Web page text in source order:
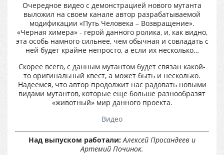
Очередное видео с демонстрацией нового мутанта
выложил на своем канале автор разрабатываемой
модификации «Путь Человека – Возвращение».
«Черная химера» - герой данного ролика, и, как видно,
эта особь намного сильнее, чем обычная и совладать с
ней будет крайне непросто, а если их несколько…
Скорее всего, с данным мутантом будет связан какой-
то оригинальный квест, а может быть и несколько.
Надеемся, что автор продолжит нас радовать новыми
видами мутантов, которые еще больше разнообразят
«животный» мир данного проекта.
Видео
Над выпуском работали: Алексей Просандеев и
Артемий Починок.